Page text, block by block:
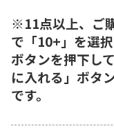
※11点以上、ご
で「10+」を選
ボタンを押下し
に入れる」ボタ
です。